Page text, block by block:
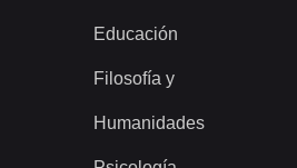
Educación
Filosofía y
Humanidades